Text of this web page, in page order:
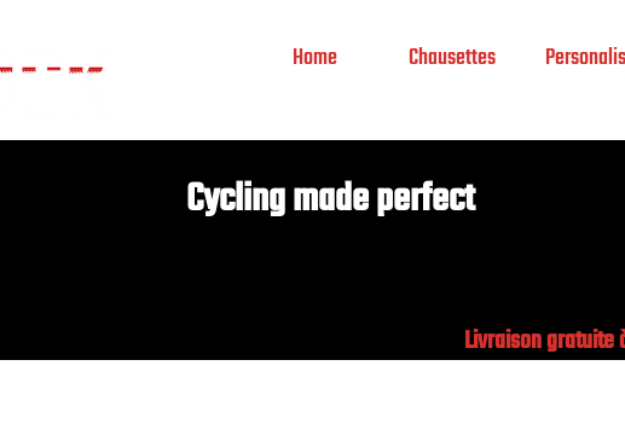
Home Chausettes
Cycling made perfect
Livraison gratuite